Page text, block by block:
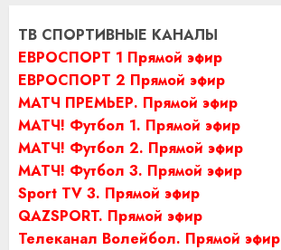
ТВ СПОРТИВНЫЕ КАНАЛЫ
ЕВРОСПОРТ 1 Прямой эфир
ЕВРОСПОРТ 2 Прямой эфир
МАТЧ ПРЕМЬЕР. Прямой эфир
МАТЧ! Футбол 1. Прямой эфир
МАТЧ! Футбол 2. Прямой эфир
МАТЧ! Футбол 3. Прямой эфир
Sport TV 3. Прямой эфир
QAZSPORT. Прямой эфир
Телеканал Волейбол. Прямой эфир